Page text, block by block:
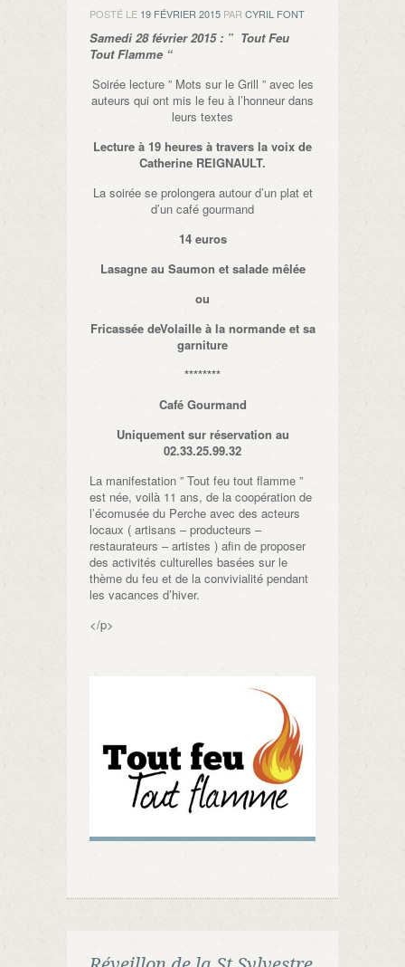
POSTÉ LE 19 FÉVRIER 2015 PAR CYRIL FONT
Samedi 28 février 2015 : ” Tout Feu
Tout Flamme “
Soirée lecture ” Mots sur le Grill ” avec les
auteurs qui ont mis le feu à l’honneur dans
leurs textes
Lecture à 19 heures à travers la voix de
Catherine REIGNAULT.
La soirée se prolongera autour d’un plat et
d’un café gourmand
14 euros
Lasagne au Saumon et salade mêlée
ou
Fricassée deVolaille à la normande et sa
garniture
********
Café Gourmand
Uniquement sur réservation au
02.33.25.99.32
La manifestation ” Tout feu tout flamme ”
est née, voilà 11 ans, de la coopération de
l’écomusée du Perche avec des acteurs
locaux ( artisans – producteurs –
restaurateurs – artistes ) afin de proposer
des activités culturelles basées sur le
thème du feu et de la convivialité pendant
les vacances d’hiver.
</p>